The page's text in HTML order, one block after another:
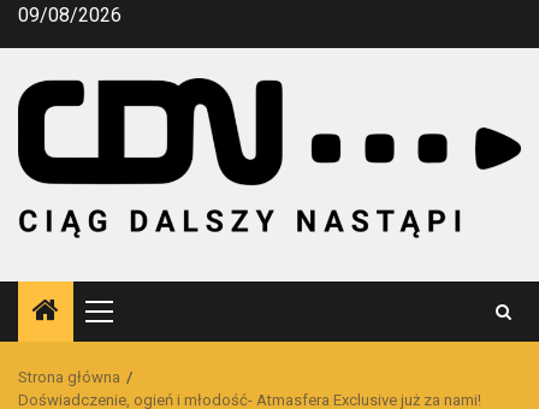
Przejdź
09/08/2026
Menu
główne
Strona główna
Doświadczenie, ogień i młodość- Atmasfera Exclusive już za nami!